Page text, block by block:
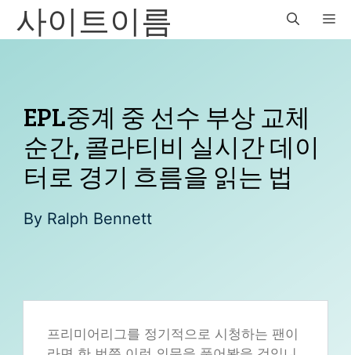
Skip사이트이름
EPL중계 중 선수 부상 교체
순간, 콜라티비 실시간 데이
터로 경기 흐름을 읽는 법
By Ralph Bennett
프리미어리그를 정기적으로 시청하는 팬이